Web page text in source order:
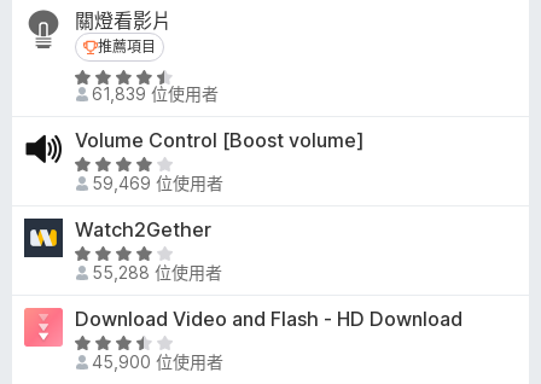
4
.
3
分
滿
分
5
關燈看影片
推薦項目
推薦項目
評
價
4
.
6
，
滿
分
5
分
61,839 位使用者
Volume Control [Boost volume]
評
價
3
8
，
滿
分
59,469 位使用者
Watch2Gether
評
價
4
.
1
55,288 位使用者
Download Video and Flash - HD Download
評
價45,900 位使用者